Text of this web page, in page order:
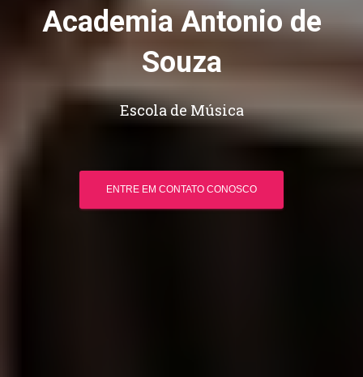
Academia Antonio de
Souza
Escola de Música
ENTRE EM CONTATO CONOSCO